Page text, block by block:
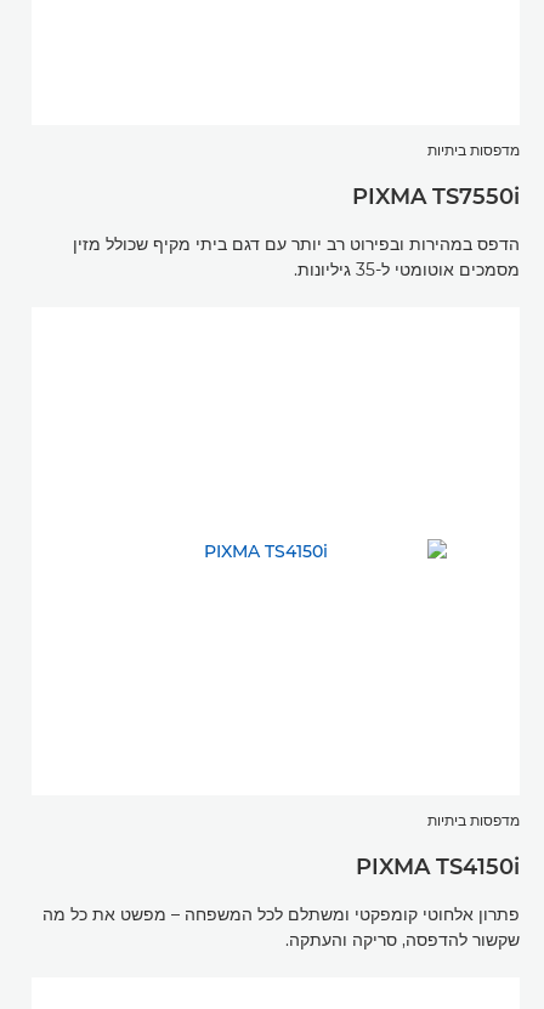
מדפסות ביתיות
PIXMA TS7550i
הדפס במהירות ובפירוט רב יותר עם דגם ביתי מקיף שכולל מזין
מסמכים אוטומטי ל-35 גיליונות.
מדפסות ביתיות
PIXMA TS4150i
פתרון אלחוטי קומפקטי ומשתלם לכל המשפחה – מפשט את כל מה
שקשור להדפסה, סריקה והעתקה.